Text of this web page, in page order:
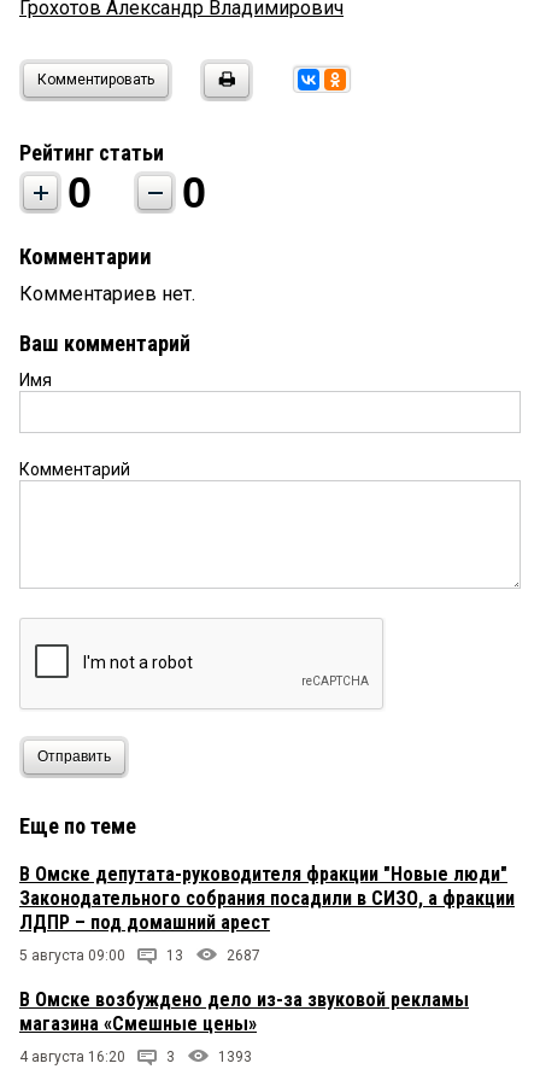
Грохотов Александр Владимирович
Комментировать
Рейтинг статьи
0 0
Комментарии
Комментариев нет.
Ваш комментарий
Имя
Комментарий
Отправить
Еще по теме
В Омске депутата-руководителя фракции "Новые люди"
Законодательного собрания посадили в СИЗО, а фракции
ЛДПР – под домашний арест
5 августа 09:00 13 2687
В Омске возбуждено дело из-за звуковой рекламы
магазина «Смешные цены»
4 августа 16:20 3 1393